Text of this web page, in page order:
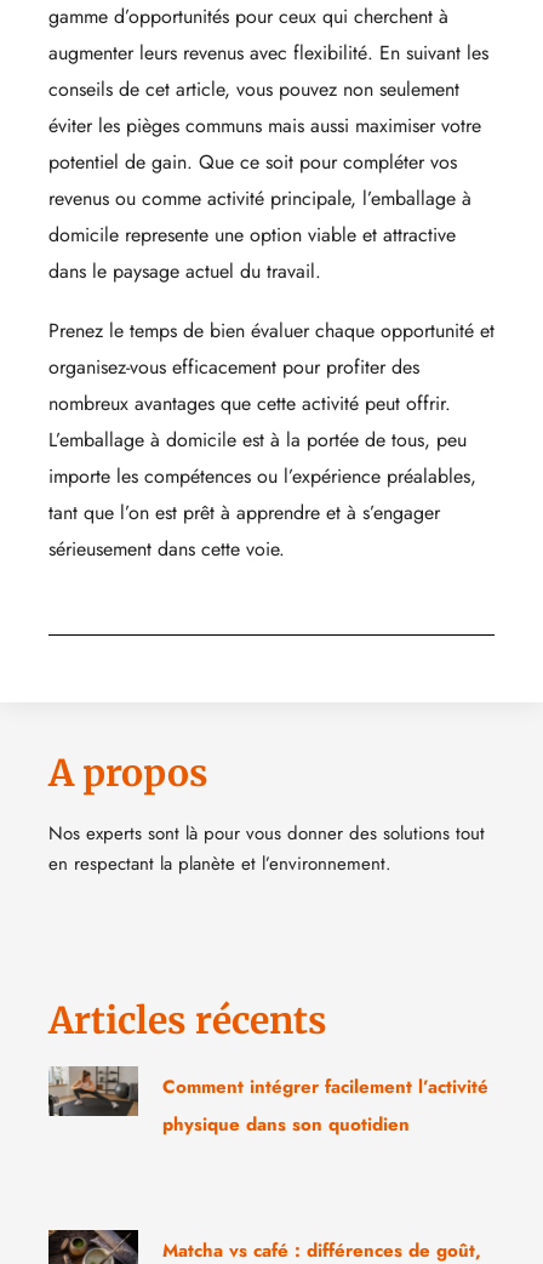
gamme d’opportunités pour ceux qui cherchent à
augmenter leurs revenus avec flexibilité. En suivant les
conseils de cet article, vous pouvez non seulement
éviter les pièges communs mais aussi maximiser votre
potentiel de gain. Que ce soit pour compléter vos
revenus ou comme activité principale, l’emballage à
domicile represente une option viable et attractive
dans le paysage actuel du travail.
Prenez le temps de bien évaluer chaque opportunité et
organisez-vous efficacement pour profiter des
nombreux avantages que cette activité peut offrir.
L’emballage à domicile est à la portée de tous, peu
importe les compétences ou l’expérience préalables,
tant que l’on est prêt à apprendre et à s’engager
sérieusement dans cette voie.
A propos
Nos experts sont là pour vous donner des solutions tout
en respectant la planète et l’environnement.
Articles récents
Comment intégrer facilement l’activité
physique dans son quotidien
Matcha vs café : différences de goût,